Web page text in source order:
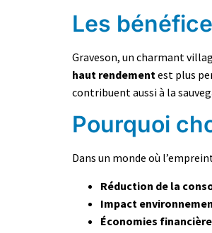
Les
Graveson, un charmant
haut rendement est plus
contribuent aussi à la
Pourquoi
Dans un monde où
Réduction de la
Impact
Économies